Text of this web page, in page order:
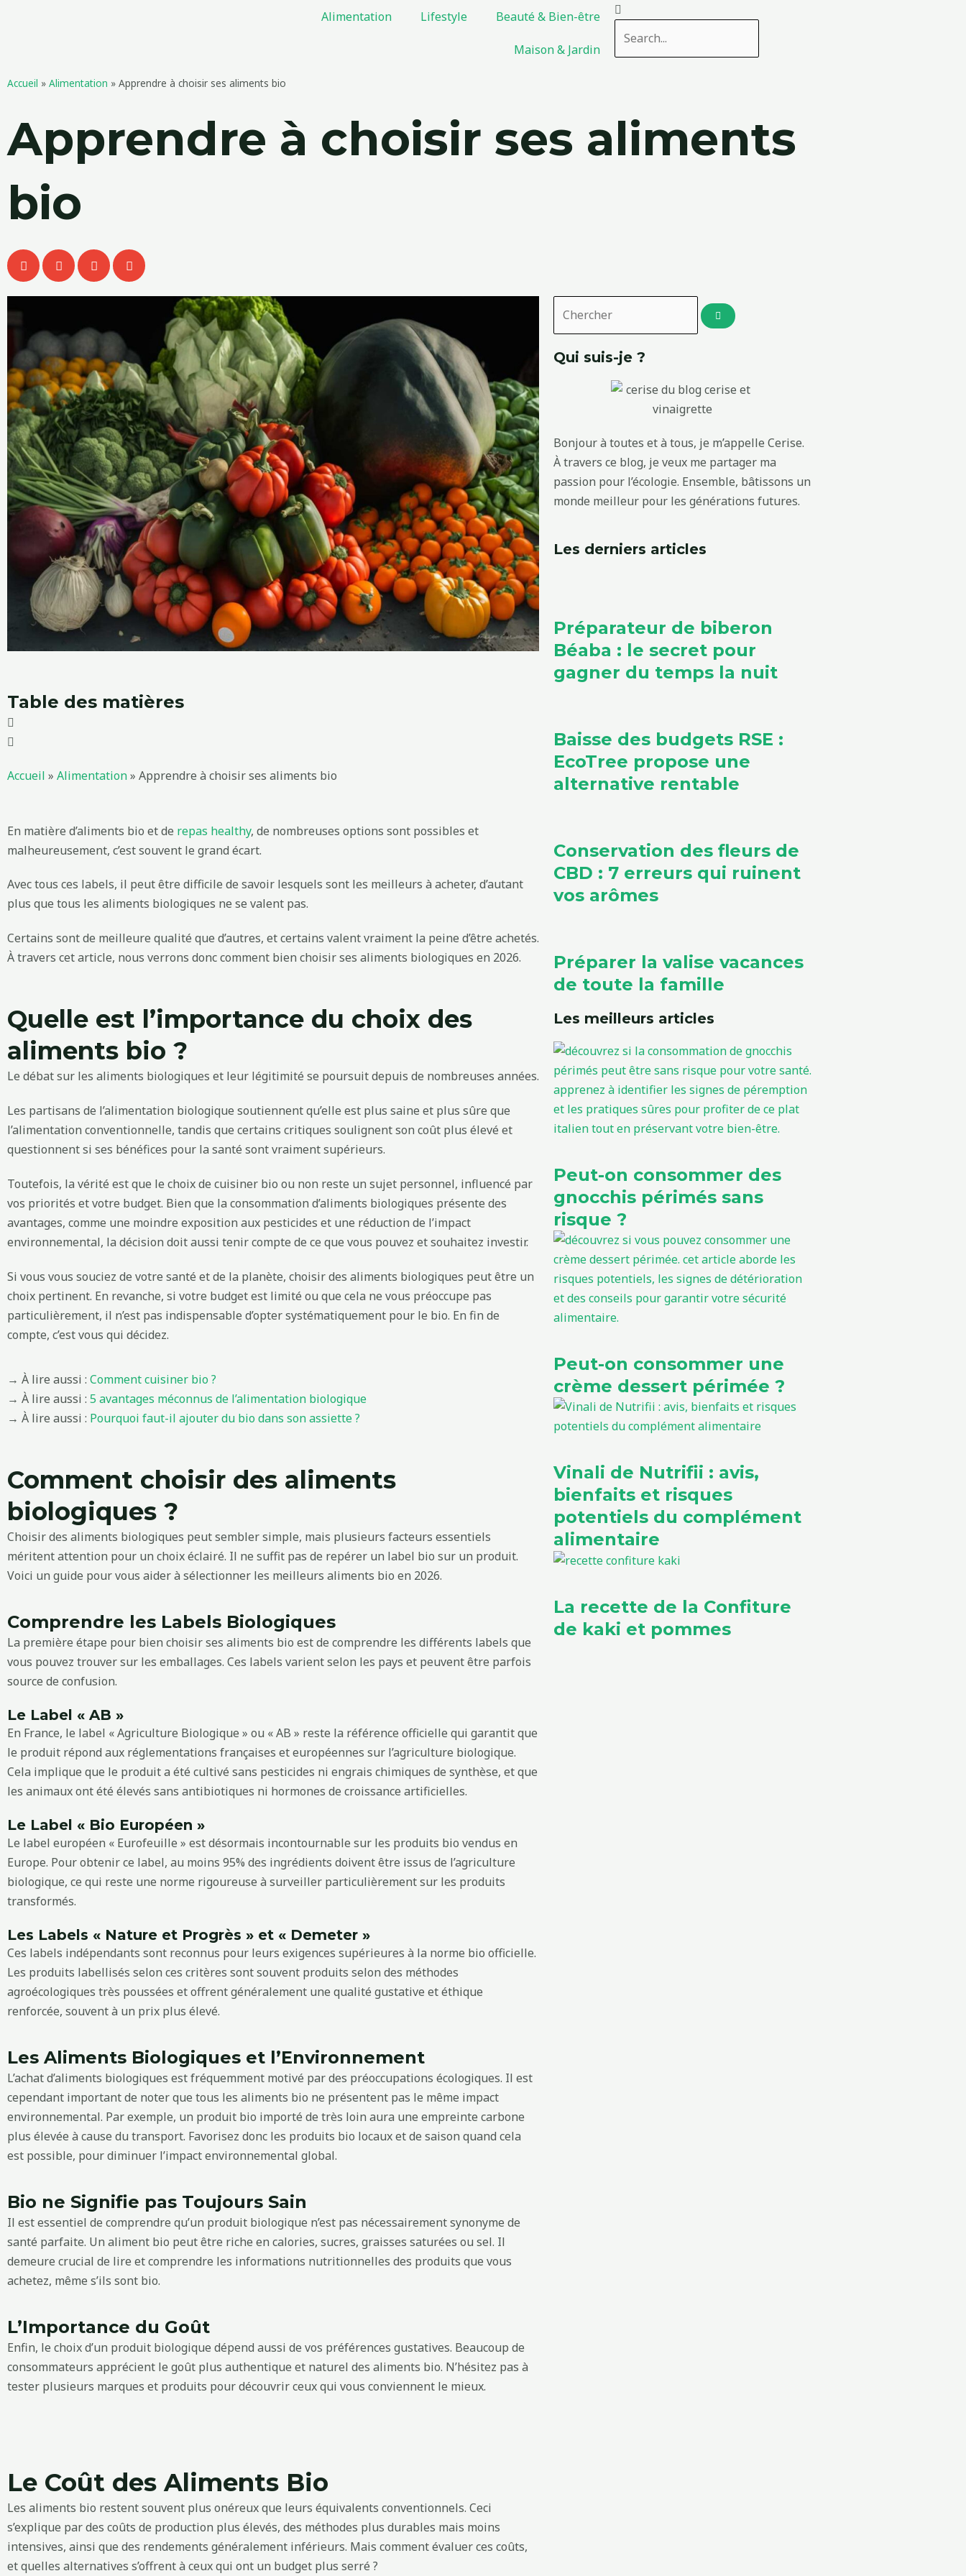
Alimentation Lifestyle Beauté & Bien-être
Maison & Jardin
Rechercher
Accueil » Alimentation » Apprendre à choisir ses aliments bio
Apprendre à choisir ses aliments
bio
Table des matières
Accueil » Alimentation» Apprendre à choisir ses aliments bio
En matière d’aliments bio et de repas healthy, de nombreuses options sont possibles et
malheureusement, c’est souvent le grand écart.
Avec tous ces labels, il peut être difficile de savoir lesquels sont les meilleurs à acheter, d’autant
plus que tous les aliments biologiques ne se valent pas.
Certains sont de meilleure qualité que d’autres, et certains valent vraiment la peine d’être achetés.
À travers cet article, nous verrons donc comment bien choisir ses aliments biologiques en 2026.
Quelle est l’importance du choix des
aliments bio ?
Le débat sur les aliments biologiques et leur légitimité se poursuit depuis de nombreuses années.
Les partisans de l’alimentation biologique soutiennent qu’elle est plus saine et plus sûre que
l’alimentation conventionnelle, tandis que certains critiques soulignent son coût plus élevé et
questionnent si ses bénéfices pour la santé sont vraiment supérieurs.
Toutefois, la vérité est que le choix de cuisiner bio ou non reste un sujet personnel, influencé par
vos priorités et votre budget. Bien que la consommation d’aliments biologiques présente des
avantages, comme une moindre exposition aux pesticides et une réduction de l’impact
environnemental, la décision doit aussi tenir compte de ce que vous pouvez et souhaitez investir.
Si vous vous souciez de votre santé et de la planète, choisir des aliments biologiques peut être un
choix pertinent. En revanche, si votre budget est limité ou que cela ne vous préoccupe pas
particulièrement, il n’est pas indispensable d’opter systématiquement pour le bio. En fin de
compte, c’est vous qui décidez.
→ À lire aussi : Comment cuisiner bio ?
→ À lire aussi : 5 avantages méconnus de l’alimentation biologique
→ À lire aussi : Pourquoi faut-il ajouter du bio dans son assiette ?
Comment choisir des aliments
biologiques ?
Choisir des aliments biologiques peut sembler simple, mais plusieurs facteurs essentiels
méritent attention pour un choix éclairé. Il ne suffit pas de repérer un label bio sur un produit.
Voici un guide pour vous aider à sélectionner les meilleurs aliments bio en 2026.
Comprendre les Labels Biologiques
La première étape pour bien choisir ses aliments bio est de comprendre les différents labels que
vous pouvez trouver sur les emballages. Ces labels varient selon les pays et peuvent être parfois
source de confusion.
Le Label « AB »
En France, le label « Agriculture Biologique » ou « AB » reste la référence officielle qui garantit que
le produit répond aux réglementations françaises et européennes sur l’agriculture biologique.
Cela implique que le produit a été cultivé sans pesticides ni engrais chimiques de synthèse, et que
les animaux ont été élevés sans antibiotiques ni hormones de croissance artificielles.
Le Label « Bio Européen »
Le label européen « Eurofeuille » est désormais incontournable sur les produits bio vendus en
Europe. Pour obtenir ce label, au moins 95% des ingrédients doivent être issus de l’agriculture
biologique, ce qui reste une norme rigoureuse à surveiller particulièrement sur les produits
transformés.
Les Labels « Nature et Progrès » et « Demeter »
Ces labels indépendants sont reconnus pour leurs exigences supérieures à la norme bio officielle.
Les produits labellisés selon ces critères sont souvent produits selon des méthodes
agroécologiques très poussées et offrent généralement une qualité gustative et éthique
renforcée, souvent à un prix plus élevé.
Les Aliments Biologiques et l’Environnement
L’achat d’aliments biologiques est fréquemment motivé par des préoccupations écologiques. Il est
cependant important de noter que tous les aliments bio ne présentent pas le même impact
environnemental. Par exemple, un produit bio importé de très loin aura une empreinte carbone
plus élevée à cause du transport. Favorisez donc les produits bio locaux et de saison quand cela
est possible, pour diminuer l’impact environnemental global.
Bio ne Signifie pas Toujours Sain
Il est essentiel de comprendre qu’un produit biologique n’est pas nécessairement synonyme de
santé parfaite. Un aliment bio peut être riche en calories, sucres, graisses saturées ou sel. Il
demeure crucial de lire et comprendre les informations nutritionnelles des produits que vous
achetez, même s’ils sont bio.
L’Importance du Goût
Enfin, le choix d’un produit biologique dépend aussi de vos préférences gustatives. Beaucoup de
consommateurs apprécient le goût plus authentique et naturel des aliments bio. N’hésitez pas à
tester plusieurs marques et produits pour découvrir ceux qui vous conviennent le mieux.
Le Coût des Aliments Bio
Les aliments bio restent souvent plus onéreux que leurs équivalents conventionnels. Ceci
s’explique par des coûts de production plus élevés, des méthodes plus durables mais moins
intensives, ainsi que des rendements généralement inférieurs. Mais comment évaluer ces coûts,
et quelles alternatives s’offrent à ceux qui ont un budget plus serré ?
Qui suis-je ?
Bonjour à toutes et à tous, je m’appelle Cerise.
À travers ce blog, je veux me partager ma
passion pour l’écologie. Ensemble, bâtissons un
monde meilleur pour les générations futures.
Les derniers articles
Préparateur de biberon
Béaba : le secret pour
gagner du temps la nuit
Baisse des budgets RSE :
EcoTree propose une
alternative rentable
Conservation des fleurs de
CBD : 7 erreurs qui ruinent
vos arômes
Préparer la valise vacances
de toute la famille
Les meilleurs articles
Peut-on consommer des
gnocchis périmés sans
risque ?
Peut-on consommer une
crème dessert périmée ?
Vinali de Nutrifii : avis,
bienfaits et risques
potentiels du complément
alimentaire
La recette de la Confiture
de kaki et pommes